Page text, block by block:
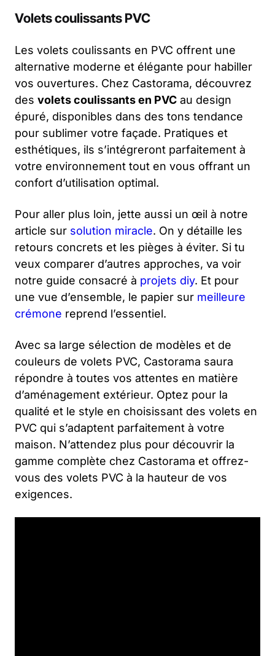
Volets coulissants PVC
Les volets coulissants en PVC offrent une
alternative moderne et élégante pour habiller
vos ouvertures. Chez Castorama, découvrez
des volets coulissants en PVC au design
épuré, disponibles dans des tons tendance
pour sublimer votre façade. Pratiques et
esthétiques, ils s’intégreront parfaitement à
votre environnement tout en vous offrant un
confort d’utilisation optimal.
Pour aller plus loin, jette aussi un œil à notre
article sur solution miracle. On y détaille les
retours concrets et les pièges à éviter. Si tu
veux comparer d’autres approches, va voir
notre guide consacré à projets diy. Et pour
une vue d’ensemble, le papier sur meilleure
crémone reprend l’essentiel.
Avec sa large sélection de modèles et de
couleurs de volets PVC, Castorama saura
répondre à toutes vos attentes en matière
d’aménagement extérieur. Optez pour la
qualité et le style en choisissant des volets en
PVC qui s’adaptent parfaitement à votre
maison. N’attendez plus pour découvrir la
gamme complète chez Castorama et offrez-
vous des volets PVC à la hauteur de vos
exigences.